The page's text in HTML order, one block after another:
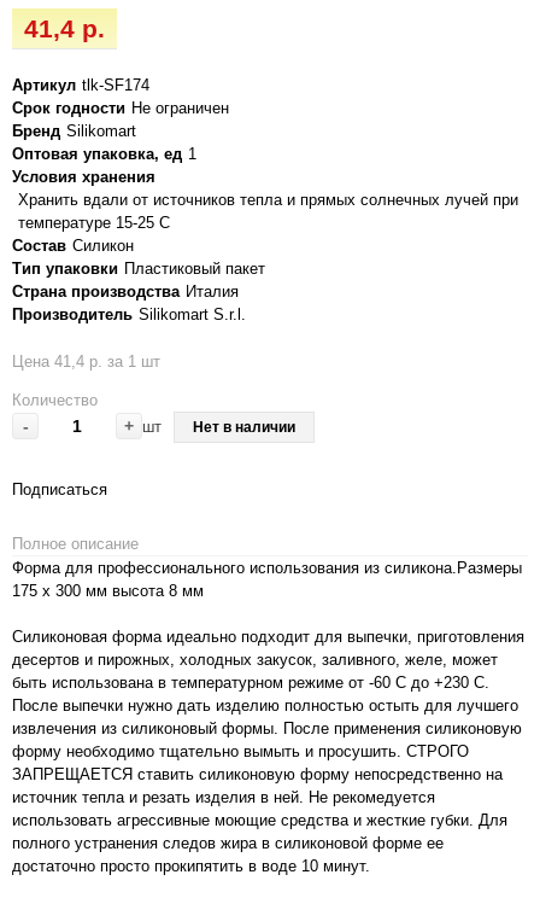
41,4 р.
Артикул tlk-SF174
Срок годности Не ограничен
Бренд Silikomart
Оптовая упаковка, ед 1
Условия хранения
Хранить вдали от источников тепла и прямых солнечных лучей при
температуре 15-25 С
Состав Силикон
Тип упаковки Пластиковый пакет
Страна производства Италия
Производитель Silikomart S.r.l.
Цена 41,4 р. за 1 шт
Количество
- + шт Нет в наличии
Подписаться
Полное описание
Форма для профессионального использования из силикона.Размеры
175 x 300 мм высота 8 мм
Силиконовая форма идеально подходит для выпечки, приготовления
десертов и пирожных, холодных закусок, заливного, желе, может
быть использована в температурном режиме от -60 С до +230 С.
После выпечки нужно дать изделию полностью остыть для лучшего
извлечения из силиконовый формы. После применения силиконовую
форму необходимо тщательно вымыть и просушить. СТРОГО
ЗАПРЕЩАЕТСЯ ставить силиконовую форму непосредственно на
источник тепла и резать изделия в ней. Не рекомедуется
использовать агрессивные моющие средства и жесткие губки. Для
полного устранения следов жира в силиконовой форме ее
достаточно просто прокипятить в воде 10 минут.